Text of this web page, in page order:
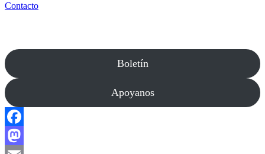
Contacto
Boletín
Apoyanos
Facebook